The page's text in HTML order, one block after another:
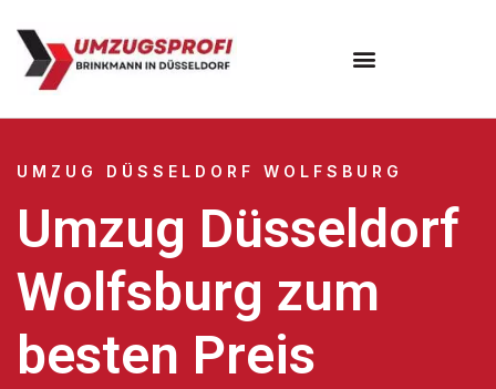
UMZUG DÜSSELDORF WOLFSBURG
Umzug Düsseldorf
Wolfsburg zum
besten Preis